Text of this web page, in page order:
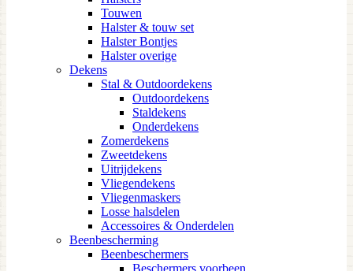
Touwen
Halster & touw set
Halster Bontjes
Halster overige
Dekens
Stal & Outdoordekens
Outdoordekens
Staldekens
Onderdekens
Zomerdekens
Zweetdekens
Uitrijdekens
Vliegendekens
Vliegenmaskers
Losse halsdelen
Accessoires & Onderdelen
Beenbescherming
Beenbeschermers
Beschermers voorbeen